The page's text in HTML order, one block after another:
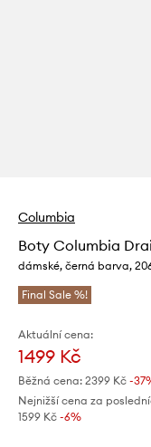
Columbia
Boty Columbia
dámské, černá barva,
Final Sale %!
Aktuální cena:
1499 Kč
Běžná cena: 2399 Kč -
Nejnižší cena za
1599 Kč -6%